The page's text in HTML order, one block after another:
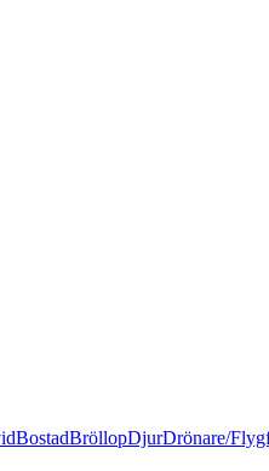
BostadBröllopDjurDrönare/